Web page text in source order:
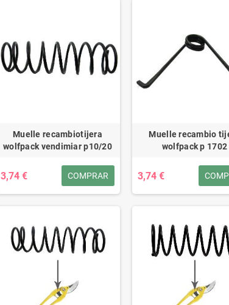
Muelle recambiotijera
wolfpack vendimiar p10/20
3,74 € COMPRAR
Muelle recambio
wolfpack p 1702
3,74 €